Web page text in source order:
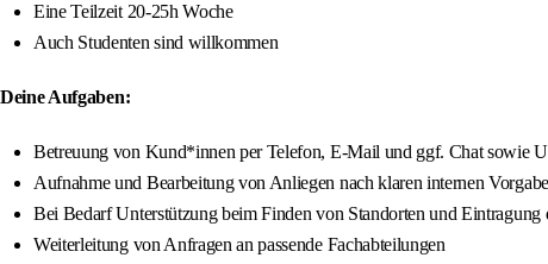
Eine Teilzeit 20-25h Woche
Auch Studenten sind willkommen
Deine Aufgaben:
Betreuung von Kund*innen per Telefon, E‑Mail und ggf. Chat sowie
Aufnahme und Bearbeitung von Anliegen nach klaren internen
Bei Bedarf Unterstützung beim Finden von Standorten und
Weiterleitung von Anfragen an passende Fachabteilungen